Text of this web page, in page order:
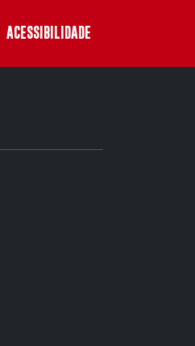
ACESSIBILIDADE